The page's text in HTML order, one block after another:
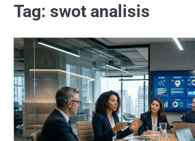
Tag: swot analisis